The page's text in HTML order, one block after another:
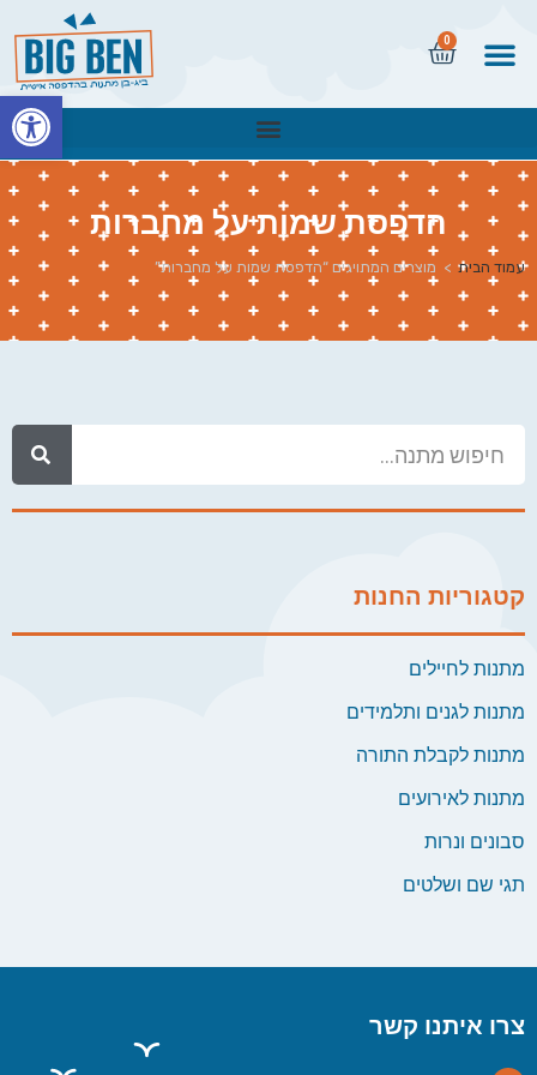
0
הדפסת שמות על מחברות
עמוד הבית > מוצרים המתויגים “הדפסת שמות על מחברות”
קטגוריות החנות
מתנות לחיילים
מתנות לגנים ותלמידים
מתנות לקבלת התורה
מתנות לאירועים
סבונים ונרות
תגי שם ושלטים
צרו איתנו קשר